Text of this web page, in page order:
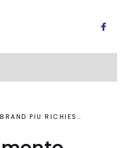
PIÙ RICHIESTI